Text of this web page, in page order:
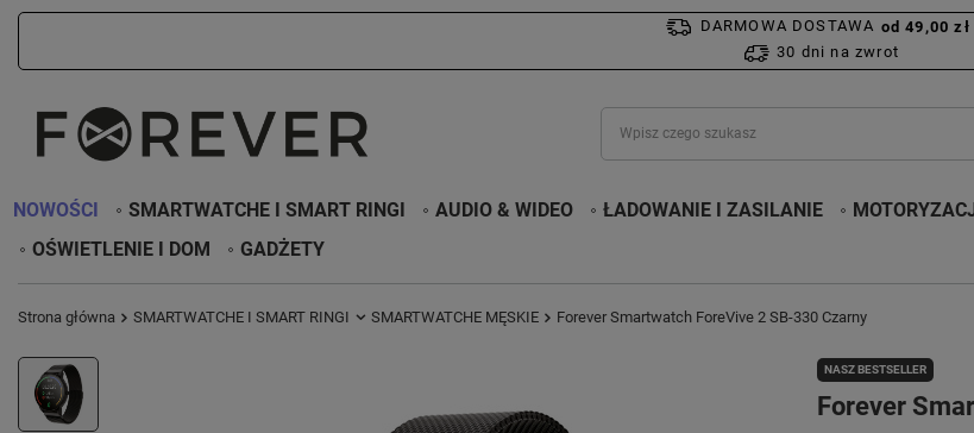
DARMOWA DOSTAWA od 49,00 zł
30 dni na zwrot
NOWOŚCI SMARTWATCHE I SMART RINGI AUDIO & WIDEO ŁADOWANIE I ZASILANIE
OŚWIETLENIE I DOM
GADŻETY
Strona główna SMARTWATCHE I SMART RINGI SMARTWATCHE MĘSKIE Forever Smartwatch ForeVive 2 SB-330 Czarny
NASZ BESTSELLER
Forever